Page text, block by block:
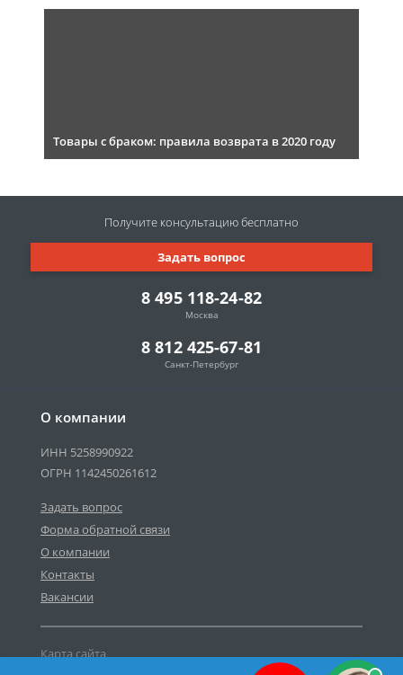
Товары с браком: правила возврата в 2020 году
О компании
ИНН 5258990922
ОГРН 1142450261612
Задать вопрос
Форма обратной связи
О компании
Контакты
Вакансии
Карта сайта
8 495 118-24-82
Москва
8 812 425-67-81
Санкт-Петербург
Задать вопрос
Получите консультациюбесплатно